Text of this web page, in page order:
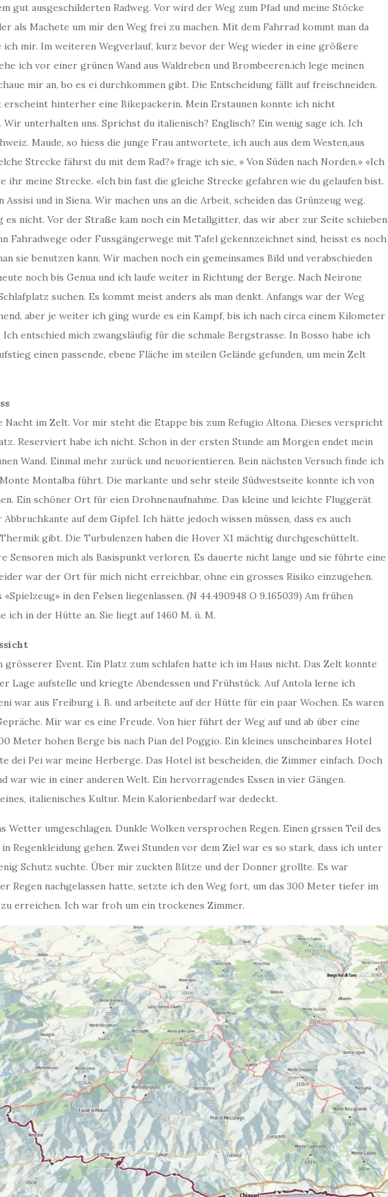
gut ausgeschilderten Radweg. Vor wird der Weg zum Pfad und meine Stöcke
als Machete um mir den Weg frei zu machen. Mit dem Fahrrad kommt man da
ich mir. Im weiteren Wegverlauf, kurz bevor der Weg wieder in eine größere
ich vor einer grünen Wand aus Waldreben und Brombeeren.ich lege meinen
mir an, bo es ei durchkommen gibt. Die Entscheidung fällt auf freischneiden.
erscheint hinterher eine Bikepackerin. Mein Erstaunen konnte ich nicht
Wir unterhalten uns. Sprichst du italienisch? Englisch? Ein wenig sage ich. Ich
Maude, so hiess die junge Frau antwortete, ich auch aus dem Westen,aus
Strecke fährst du mit dem Rad?» frage ich sie, » Von Süden nach Norden.» «Ich
ihr meine Strecke. «Ich bin fast die gleiche Strecke gefahren wie du gelaufen bist.
Assisi und in Siena. Wir machen uns an die Arbeit, scheiden das Grünzeug weg.
es nicht. Vor der Straße kam noch ein Metallgitter, das wir aber zur Seite schieben
Fahradwege oder Fussgängerwege mit Tafel gekennzeichnet sind, heisst es noch
sie benutzen kann. Wir machen noch ein gemeinsames Bild und verabschieden
noch bis Genua und ich laufe weiter in Richtung der Berge. Nach Neirone
suchen. Es kommt meist anders als man denkt. Anfangs war der Weg
aber je weiter ich ging wurde es ein Kampf, bis ich nach circa einem Kilometer
Ich entschied mich zwangsläufig für die schmale Bergstrasse. In Bosso habe ich
einen passende, ebene Fläche im steilen Gelände gefunden, um mein Zelt
Nacht im Zelt. Vor mir steht die Etappe bis zum Refugio Altona. Dieses verspricht
Reserviert habe ich nicht. Schon in der ersten Stunde am Morgen endet mein
Wand. Einmal mehr zurück und neuorientieren. Bein nächsten Versuch finde ich
Montalba führt. Die markante und sehr steile Südwestseite konnte ich von
Ein schöner Ort für eien Drohnenaufnahme. Das kleine und leichte Fluggerät
auf dem Gipfel. Ich hätte jedoch wissen müssen, dass es auch
gibt. Die Turbulenzen haben die Hover X1 mächtig durchgeschüttelt.
Sensoren mich als Basispunkt verloren. Es dauerte nicht lange und sie führte eine
war der Ort für mich nicht erreichbar, ohne ein grosses Risiko einzugehen.
in den Felsen liegenlassen. (N 44.490948 O 9.165039) Am frühen
ich in der Hütte an. Sie liegt auf 1460 M. ü. M.
grösserer Event. Ein Platz zum schlafen hatte ich im Haus nicht. Das Zelt konnte
Lage aufstelle und kriegte Abendessen und Frühstück. Auf Antola lerne ich
war aus Freiburg i. B. und arbeitete auf der Hütte für ein paar Wochen. Es waren
Mir war es eine Freude. Von hier führt der Weg auf und ab über eine
Meter hohen Berge bis nach Pian del Poggio. Ein kleines unscheinbares Hotel
dei Pei war meine Herberge. Das Hotel ist bescheiden, die Zimmer einfach. Doch
war wie in einer anderen Welt. Ein hervorragendes Essen in vier Gängen.
italienisches Kultur. Mein Kalorienbedarf war dedeckt.
Wetter umgeschlagen. Dunkle Wolken versprochen Regen. Einen grssen Teil des
Regenkleidung gehen. Zwei Stunden vor dem Ziel war es so stark, dass ich unter
Schutz suchte. Über mir zuckten Blitze und der Donner grollte. Es war
Regen nachgelassen hatte, setzte ich den Weg fort, um das 300 Meter tiefer im
erreichen. Ich war froh um ein trockenes Zimmer.